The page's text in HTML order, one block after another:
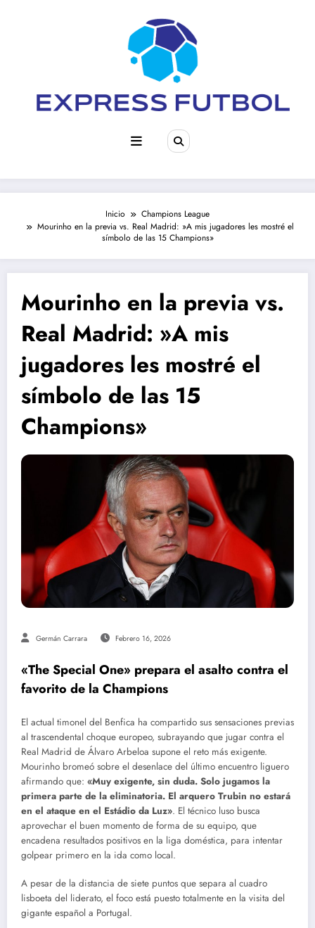
Inicio
Champions League
Mourinho en la previa vs. Real Madrid: »A mis jugadores les mostré el
símbolo de las 15 Champions»
Mourinho en la previa vs.
Real Madrid: »A mis
jugadores les mostré el
símbolo de las 15
Champions»
Germán Carrara Febrero 16, 2026
«The Special One» prepara el asalto contra el
favorito de la Champions
El actual timonel del Benfica ha compartido sus sensaciones previas
al trascendental choque europeo, subrayando que jugar contra el
Real Madrid de Álvaro Arbeloa supone el reto más exigente.
Mourinho bromeó sobre el desenlace del último encuentro liguero
afirmando que: «Muy exigente, sin duda. Solo jugamos la
primera parte de la eliminatoria. El arquero Trubin no estará
en el ataque en el Estádio da Luz». El técnico luso busca
aprovechar el buen momento de forma de su equipo, que
encadena resultados positivos en la liga doméstica, para intentar
golpear primero en la ida como local.
A pesar de la distancia de siete puntos que separa al cuadro
lisboeta del liderato, el foco está puesto totalmente en la visita del
gigante español a Portugal.